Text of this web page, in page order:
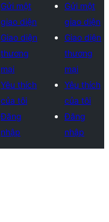
Gửi một
giao diện
Giao diện
thương
mại
Yêu thích
của tôi
Đăng
nhập
Gửi một
giao diện
Giao diện
thương
mại
Yêu thích
của tôi
Đăng
nhập